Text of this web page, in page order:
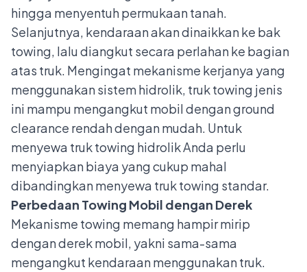
hingga menyentuh permukaan tanah.
Selanjutnya, kendaraan akan dinaikkan ke bak
towing, lalu diangkut secara perlahan ke bagian
atas truk. Mengingat mekanisme kerjanya yang
menggunakan sistem hidrolik, truk towing jenis
ini mampu mengangkut mobil dengan ground
clearance rendah dengan mudah. Untuk
menyewa truk towing hidrolik Anda perlu
menyiapkan biaya yang cukup mahal
dibandingkan menyewa truk towing standar.
Perbedaan Towing Mobil dengan Derek
Mekanisme towing memang hampir mirip
dengan derek mobil, yakni sama-sama
mengangkut kendaraan menggunakan truk.